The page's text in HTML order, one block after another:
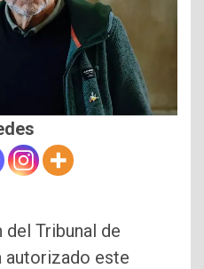
Tribunal de
autorizado este